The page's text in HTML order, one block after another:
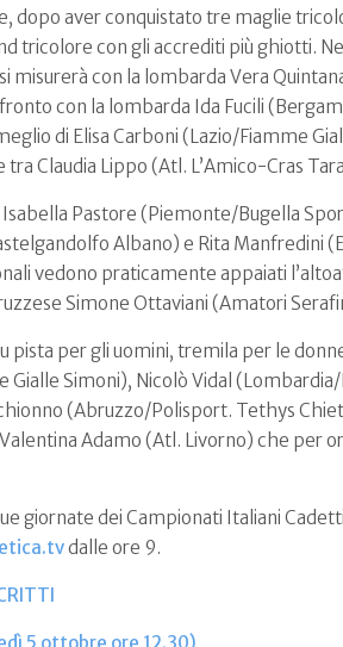
dopo aver conquistato tre maglie
tricolore con gli accrediti più ghiotti.
misurerà con la lombarda Vera
con la lombarda Ida Fucili
di Elisa Carboni (Lazio/Fiamme
Claudia Lippo (Atl. L’Amico-Cras
Pastore (Piemonte/Bugella
Albano) e Rita Manfredini
vedono praticamente appaiati
Simone Ottaviani (Amatori
pista per gli uomini, tremila per le
Gialle Simoni), Nicolò Vidal
(Abruzzo/Polisport. Tethys
Adamo (Atl. Livorno) che per
giornate dei Campionati Italiani
dalle ore 9.